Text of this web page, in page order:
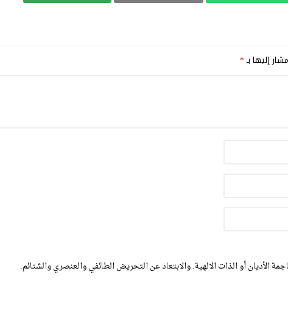
إليها بـ*
الأديان أو الذات الالهية. والابتعاد عن التحريض الطائفي والعنصري والشتائم.